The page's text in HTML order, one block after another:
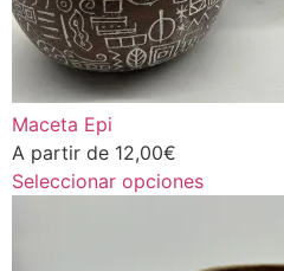
Maceta Epi
A partir de 12,00€
Seleccionar opciones